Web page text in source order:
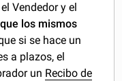
Vendedor y el
los mismos
si se hace un
a plazos, el
un Recibo de